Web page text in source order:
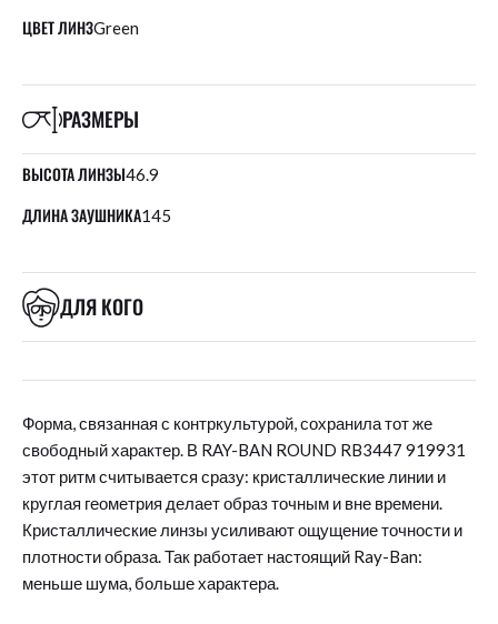
ЦВЕТ ЛИНЗGreen
РАЗМЕРЫ
ВЫСОТА ЛИНЗЫ46.9
ДЛИНА ЗАУШНИКА145
ДЛЯ КОГО
Форма, связанная с контркультурой, сохранила тот же
свободный характер. В RAY-BAN ROUND RB3447 919931
этот ритм считывается сразу: кристаллические линии и
круглая геометрия делает образ точным и вне времени.
Кристаллические линзы усиливают ощущение точности и
плотности образа. Так работает настоящий Ray-Ban:
меньше шума, больше характера.